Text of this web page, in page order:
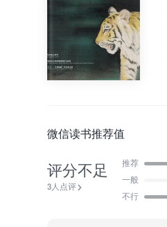
微信读书推荐值
评分不足
3人点评
推荐
一般
不行